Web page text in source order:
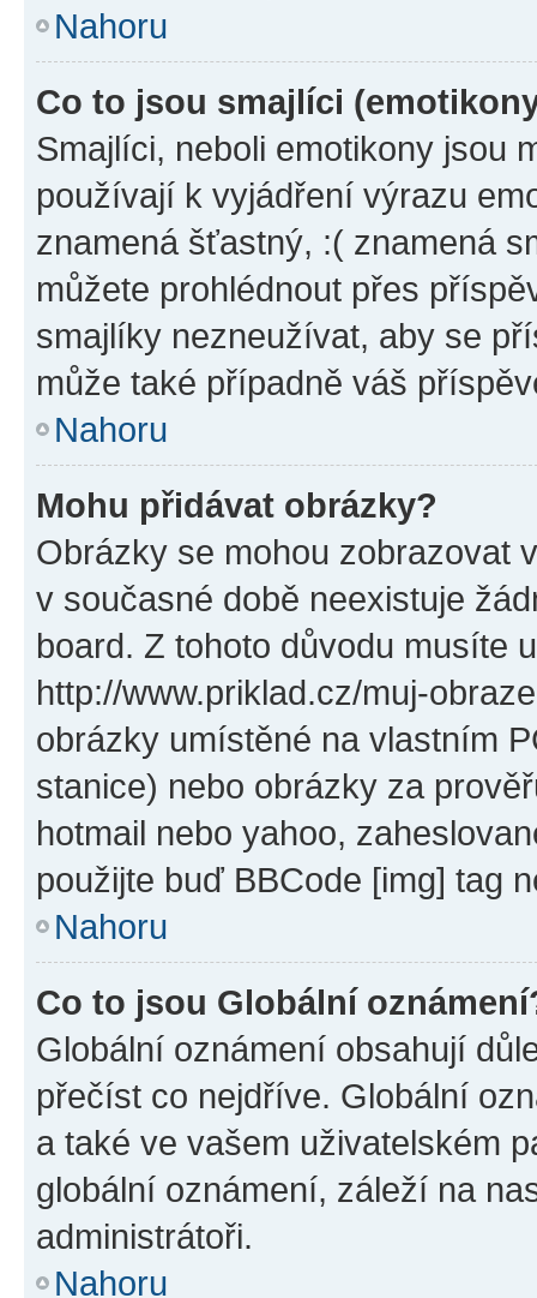
Nahoru
Co to jsou smajlíci
Smajlíci, neboli emotikony jsou
používají k vyjádření výrazu
znamená šťastný, :( znamená
můžete prohlédnout přes
smajlíky nezneužívat, aby se
může také případně váš
Nahoru
Mohu přidávat obrázky?
Obrázky se mohou zobrazovat
v současné době neexistuje
board. Z tohoto důvodu musíte
http://www.priklad.cz/muj-
obrázky umístěné na vlastním
stanice) nebo obrázky za
hotmail nebo yahoo,
použijte buď BBCode [img] tag
Nahoru
Co to jsou Globální
Globální oznámení obsahují
přečíst co nejdříve. Globální
a také ve vašem uživatelském
globální oznámení, záleží na
administrátoři.
Nahoru